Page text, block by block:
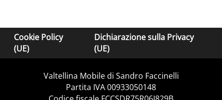
Cookie Policy
(UE)
Dichiarazione sulla Privacy
(UE)
Valtellina Mobile di Sandro Faccinelli
Partita IVA 00933050148